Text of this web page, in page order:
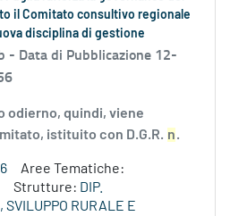
il Comitato consultivo regionale
disciplina di gestione
- Data di Pubblicazione 12-
odierno, quindi, viene
istituito con D.G.R. n.
Aree Tematiche:
Strutture: DIP.
SVILUPPO RURALE E